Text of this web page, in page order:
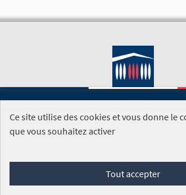
SITE DE L'ASSEMBLÉE NATIONALE
Foire aux questions
Conditions générales d'utilisation (CGU)
Ce site utilise des cookies et vous donne le
que vous souhaitez activer
Tout accepter